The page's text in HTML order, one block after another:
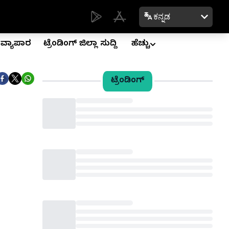
ಕನ್ನಡ
ವ್ಯಾಪಾರ ಟ್ರೆಂಡಿಂಗ್ ಜಿಲ್ಲಾ ಸುದ್ದಿ ಹೆಚ್ಚು
ಟ್ರೆಂಡಿಂಗ್